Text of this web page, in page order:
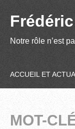
Notre rôle n’est
ACCUEIL ET
MOT-